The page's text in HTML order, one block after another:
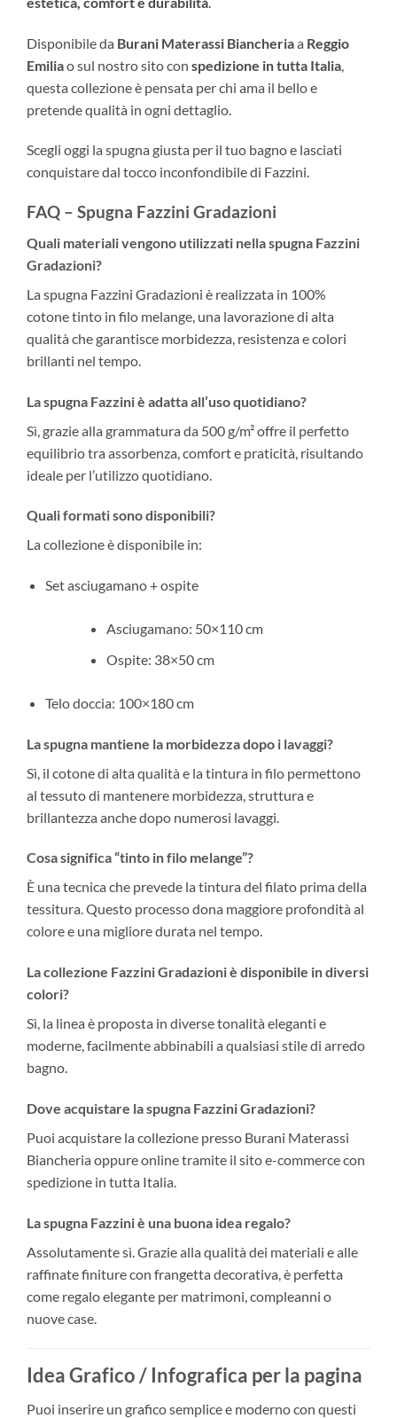
Disponibile da Burani Materassi Biancheriaa Reggio
Emiliao sul nostro sito con spedizione in tutta Italia
questa collezione è pensata per chi ama il bello e
pretende qualità in ogni dettaglio.
Scegli oggi la spugna giusta per il tuo bagno e lasciati
conquistare dal tocco inconfondibile di Fazzini.
FAQ – Spugna Fazzini Gradazioni
Quali materiali vengono utilizzati nella spugna Fazzini
Gradazioni?
La spugna Fazzini Gradazioni è realizzata in 100%
cotone tinto in filo melange, una lavorazione di alta
qualità che garantisce morbidezza, resistenza e colori
brillanti nel tempo.
La spugna Fazzini è adatta all’uso quotidiano?
Sì, grazie alla grammatura da 500 g/m² offre il perfetto
equilibrio tra assorbenza, comfort e praticità, risultando
ideale per l’utilizzo quotidiano.
Quali formati sono disponibili?
La collezione è disponibile in:
Set asciugamano + ospite
Asciugamano: 50×110 cm
Ospite: 38×50 cm
Telo doccia: 100×180 cm
La spugna mantiene la morbidezza dopo i lavaggi?
Sì, il cotone di alta qualità e la tintura in filo permettono
al tessuto di mantenere morbidezza, struttura e
brillantezza anche dopo numerosi lavaggi.
Cosa significa “tinto in filo melange”?
È una tecnica che prevede la tintura del filato prima della
tessitura. Questo processo dona maggiore profondità al
colore e una migliore durata nel tempo.
La collezione Fazzini Gradazioni è disponibile in diversi
colori?
Sì, la linea è proposta in diverse tonalità eleganti e
moderne, facilmente abbinabili a qualsiasi stile di arredo
bagno.
Dove acquistare la spugna Fazzini Gradazioni?
Puoi acquistare la collezione presso Burani Materassi
Biancheria oppure online tramite il sito e-commerce con
spedizione in tutta Italia.
La spugna Fazzini è una buona idea regalo?
Assolutamente sì. Grazie alla qualità dei materiali e alle
raffinate finiture con frangetta decorativa, è perfetta
come regalo elegante per matrimoni, compleanni o
nuove case.
Idea Grafico / Infografica per la pagina
Puoi inserire un grafico semplice e moderno con questi